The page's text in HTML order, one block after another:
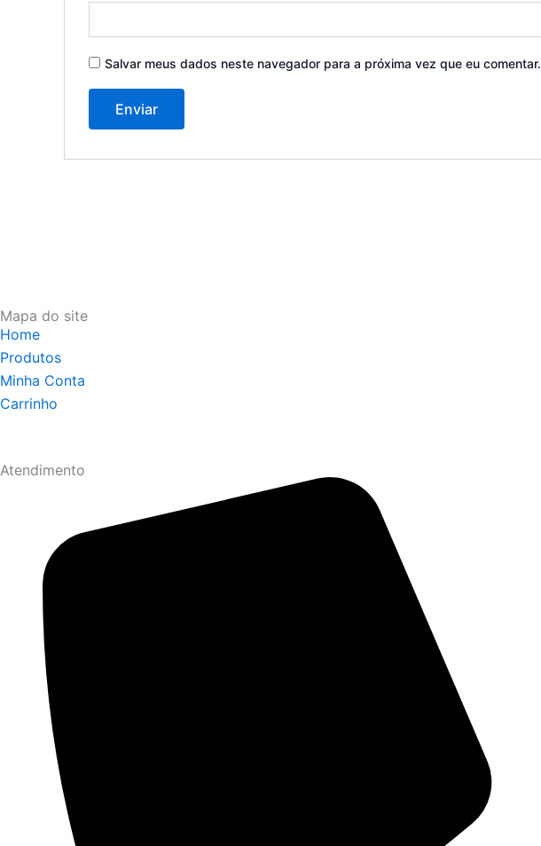
Salvar meus dados neste navegador para a próxima vez que eu comentar.
Mapa do site
Home
Produtos
Minha Conta
Carrinho
Atendimento